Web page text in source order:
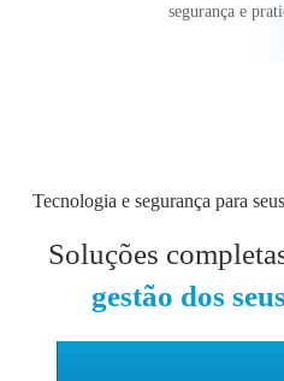
segurança e
Tecnologia e segurança para
Soluções
gestão dos